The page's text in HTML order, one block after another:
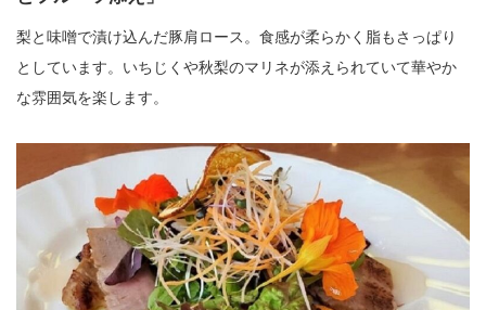
梨と味噌で漬け込んだ豚肩ロース。食感が柔らかく脂もさっぱり
としています。いちじくや秋梨のマリネが添えられていて華やか
な雰囲気を楽します。